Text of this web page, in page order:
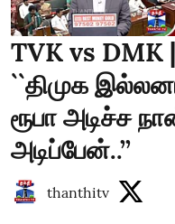
TVK vs DMK
``திமுக
ரூபா அடிச்ச
அடிப்பேன்..’’
thanthitv